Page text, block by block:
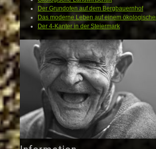
Der Grundofen auf dem Bergbauernhof
Das moderne Leben auf einem
Der 4-Kanter in der Steiermark